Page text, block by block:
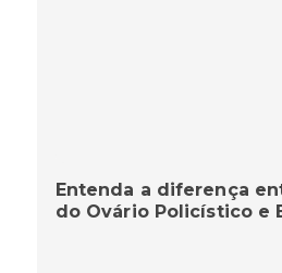
Entenda a diferença
do Ovário Policístico e